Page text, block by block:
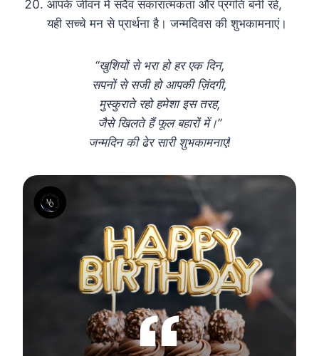
आपके जीवन में सदैव सकारात्मकता और प्रगति बनी रहे,
यही सच्चे मन से प्रार्थना है। जन्मदिवस की शुभकामनाएं।
“खुशियों से भरा हो हर एक दिन,
सपनों से सजी हो आपकी ज़िंदगी,
मुस्कुराते रहो हमेशा इस तरह,
जैसे खिलते हैं फूल बहारों में।”
जन्मदिन की ढेर सारी शुभकामनाएं!